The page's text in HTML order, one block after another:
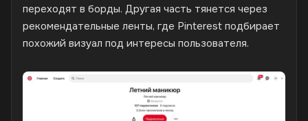
переходят в борды. Другая часть тянется через
рекомендательные ленты, где Pinterest подбирает
похожий визуал под интересы пользователя.